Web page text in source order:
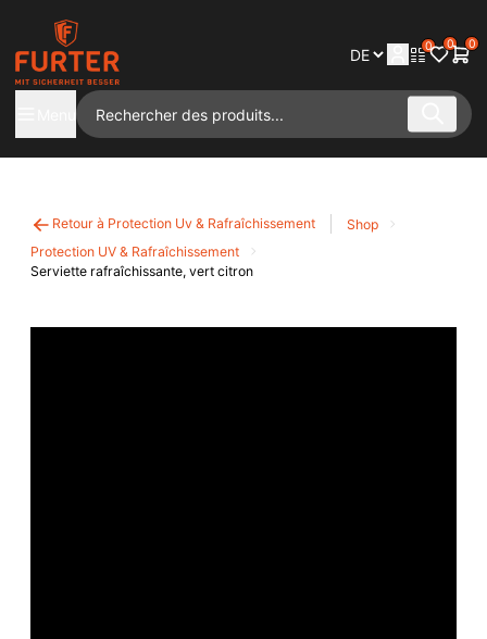
0 0 0
Retour à Protection Uv & Rafraîchissement
Shop
Protection UV & Rafraîchissement
Serviette rafraîchissante, vert citron